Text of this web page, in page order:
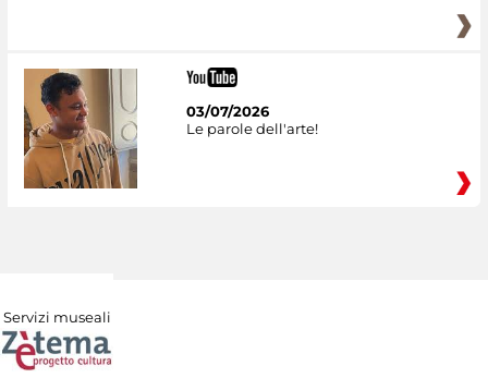
03/07/2026
Le parole dell'arte!
Servizi museali